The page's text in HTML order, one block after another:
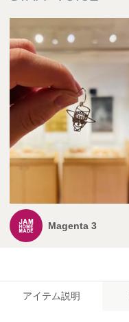
Magenta 3
アイテム説明